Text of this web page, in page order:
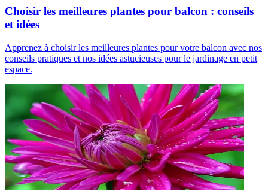
Choisir les meilleures plantes pour balcon : conseils
et idées
Apprenez à choisir les meilleures plantes pour votre balcon avec nos
conseils pratiques et nos idées astucieuses pour le jardinage en petit
espace.